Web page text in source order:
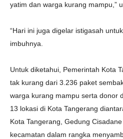
yatim dan warga kurang mampu,”
“Hari ini juga digelar istigasah
imbuhnya.
Untuk diketahui, Pemerintah Kota
tak kurang dari 3.236 paket
warga kurang mampu serta donor
13 lokasi di Kota Tangerang
Kota Tangerang, Gedung
kecamatan dalam rangka